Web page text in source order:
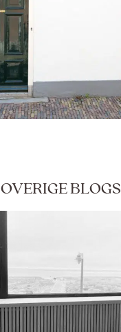
OVERIGE BLOGS